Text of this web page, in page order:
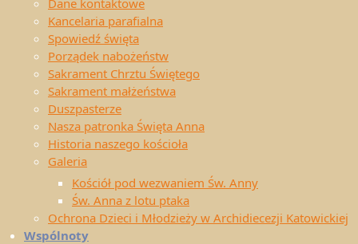
Dane kontaktowe
Kancelaria parafialna
Spowiedź święta
Porządek nabożeństw
Sakrament Chrztu Świętego
Sakrament małżeństwa
Duszpasterze
Nasza patronka Święta Anna
Historia naszego kościoła
Galeria
Kościół pod wezwaniem Św. Anny
Św. Anna z lotu ptaka
Ochrona Dzieci i Młodzieży w Archidiecezji Katowickiej
Wspólnoty
Czytaj
dalej …
Czytaj
dalej …